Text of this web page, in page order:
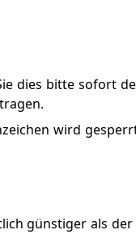
dies bitte sofort
wird
günstiger als